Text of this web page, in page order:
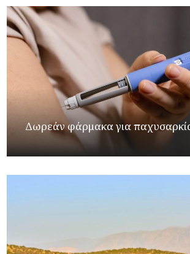
Δωρεάν φάρμακα για